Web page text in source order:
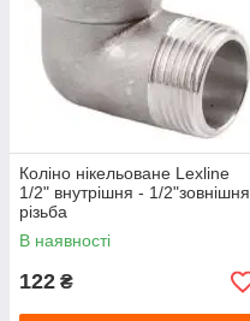
Коліно нікельоване Lexline
1/2" внутрішня - 1/2"зовнішня
різьба
В наявності
122 ₴